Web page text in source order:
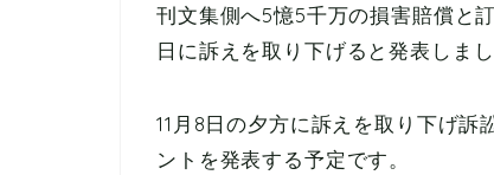
刊文集側へ5憶5千万の損害賠償と
日に訴えを取り下げると発表しまし
11月8日の夕方に訴えを取り下げ
ントを発表する予定です。